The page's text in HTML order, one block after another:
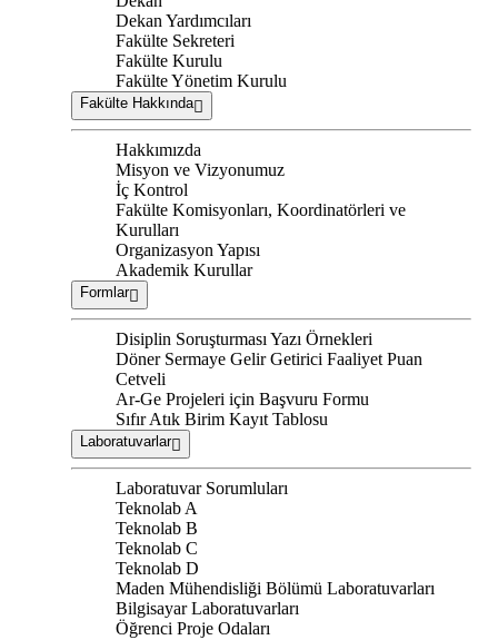
Dekan Yardımcıları
Fakülte Sekreteri
Fakülte Kurulu
Fakülte Yönetim Kurulu
Fakülte Hakkında
Hakkımızda
Misyon ve Vizyonumuz
İç Kontrol
Fakülte Komisyonları, Koordinatörleri ve
Kurulları
Organizasyon Yapısı
Akademik Kurullar
Formlar
Disiplin Soruşturması Yazı Örnekleri
Döner Sermaye Gelir Getirici Faaliyet Puan
Cetveli
Ar-Ge Projeleri için Başvuru Formu
Sıfır Atık Birim Kayıt Tablosu
Laboratuvarlar
Laboratuvar Sorumluları
Teknolab A
Teknolab B
Teknolab C
Teknolab D
Maden Mühendisliği Bölümü Laboratuvarları
Bilgisayar Laboratuvarları
Öğrenci Proje Odaları